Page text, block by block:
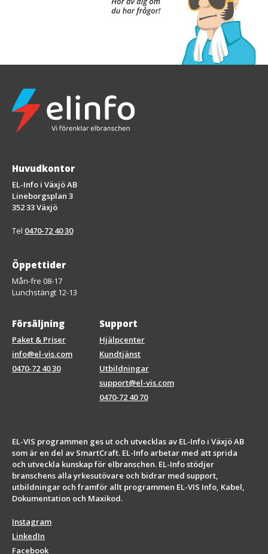
Huvudkontor
EL-Info i Växjö AB
Lineborgsplan 3
352 33 Växjö
Tel 0470-72 40 30
Försäljning
Paket & Priser
info@el-vis.com
0470-72 40 30
Support
Hjälpcenter
Kundtjänst
Utbildningar
support@el-vis.com
0470-72 40 70
Öppettider
Mån-fre 08-17
Lunchstängt 12-13
EL-VIS programmen ges ut och utvecklas av EL-Info i Växjö AB
som är en del av SmartCraft. EL-Info arbetar med att sprida
och utveckla kunskap för elbranschen. EL-Info stödjer
branschens alla yrkesutövare och bidrar med support,
utbildningar och framför allt programmen EL-VIS Info, Kabel,
Dokumentation och Maxikod.
Instagram
LinkedIn
Facebook